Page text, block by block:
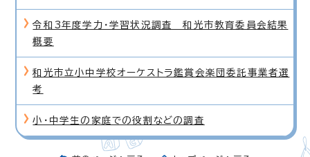
令和3年度学力・学習状況調査 和光市教育委員会結果
概要
和光市立小中学校オーケストラ鑑賞会楽団委託事業者選
考
小・中学生の家庭での役割などの調査